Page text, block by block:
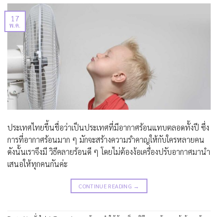
17
พ.ค.
ประเทศไทยขึ้นชื่อว่าเป็นประเทศที่มีอากาศร้อนแทบตลอดทั้งปี ซึ่ง
การที่อากาศร้อนมาก ๆ มักจะสร้างความรำคาญให้กับใครหลายคน
ดังนั้นเราจึงมี วิธีคลายร้อนดี ๆ โดยไม่ต้องง้อเครื่องปรับอากาศมานำ
เสนอให้ทุกคนกันค่ะ
CONTINUE READING →